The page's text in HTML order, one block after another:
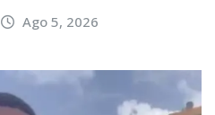
Ago 5, 2026